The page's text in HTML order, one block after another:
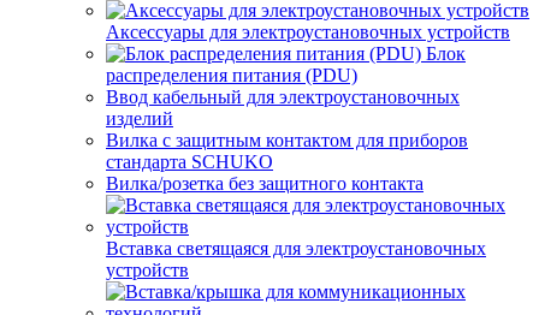
Аксессуары для электроустановочных устройств
Блок
распределения питания (PDU)
Ввод кабельный для электроустановочных
изделий
Вилка с защитным контактом для приборов
стандарта SCHUKO
Вилка/розетка без защитного контакта
Вставка светящаяся для электроустановочных
устройств